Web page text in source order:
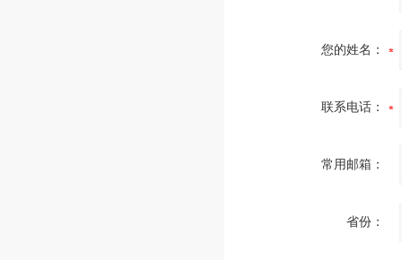
您的姓名：
联系电话：
常用邮箱：
省份：